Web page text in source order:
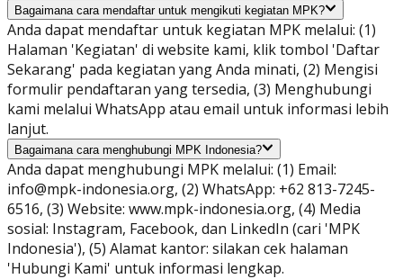
Bagaimana cara mendaftar untuk mengikuti kegiatan MPK?
Anda dapat mendaftar untuk kegiatan MPK melalui: (1)
Halaman 'Kegiatan' di website kami, klik tombol 'Daftar
Sekarang' pada kegiatan yang Anda minati, (2) Mengisi
formulir pendaftaran yang tersedia, (3) Menghubungi
kami melalui WhatsApp atau email untuk informasi lebih
lanjut.
Bagaimana cara menghubungi MPK Indonesia?
Anda dapat menghubungi MPK melalui: (1) Email:
info@mpk-indonesia.org, (2) WhatsApp: +62 813-7245-
6516, (3) Website: www.mpk-indonesia.org, (4) Media
sosial: Instagram, Facebook, dan LinkedIn (cari 'MPK
Indonesia'), (5) Alamat kantor: silakan cek halaman
'Hubungi Kami' untuk informasi lengkap.